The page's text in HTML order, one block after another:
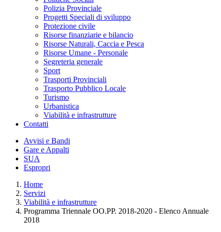
Polizia Provinciale
Progetti Speciali di sviluppo
Protezione civile
Risorse finanziarie e bilancio
Risorse Naturali, Caccia e Pesca
Risorse Umane - Personale
Segreteria generale
Sport
Trasporti Provinciali
Trasporto Pubblico Locale
Turismo
Urbanistica
Viabilità e infrastrutture
Contatti
Avvisi e Bandi
Gare e Appalti
SUA
Espropri
Home
Servizi
Viabilità e infrastrutture
Programma Triennale OO.PP. 2018-2020 - Elenco Annuale
2018